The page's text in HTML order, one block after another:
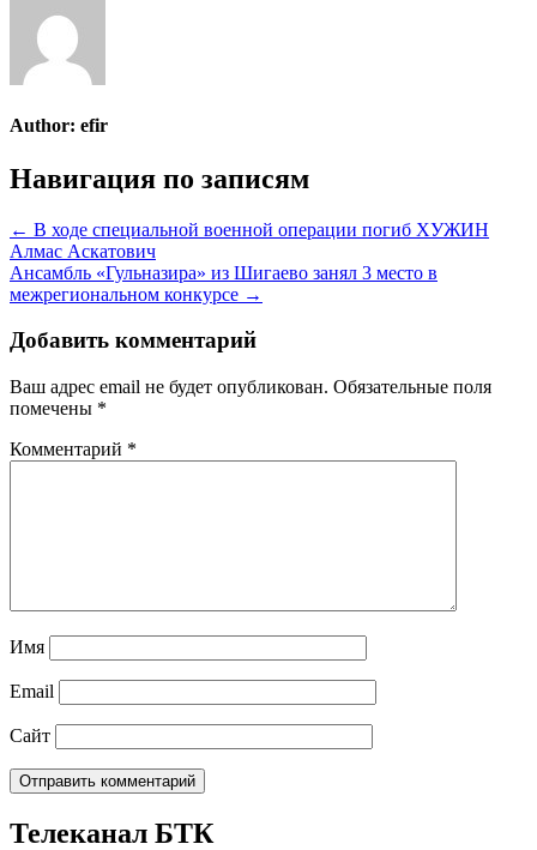
Author: efir
Навигация по записям
← В ходе специальной военной операции погиб ХУЖИН
Алмас Аскатович
Ансамбль «Гульназира» из Шигаево занял 3 место в
межрегиональном конкурсе →
Добавить комментарий
Ваш адрес email не будет опубликован. Обязательные поля
помечены *
Комментарий *
Имя
Email
Сайт
Телеканал БТК